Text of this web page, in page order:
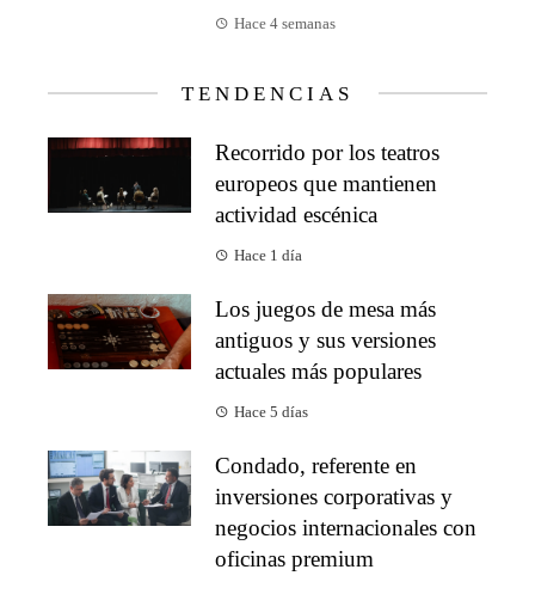
Hace 4 semanas
TENDENCIAS
Recorrido por los teatros
europeos que mantienen
actividad escénica
Hace 1 día
Los juegos de mesa más
antiguos y sus versiones
actuales más populares
Hace 5 días
Condado, referente en
inversiones corporativas y
negocios internacionales con
oficinas premium